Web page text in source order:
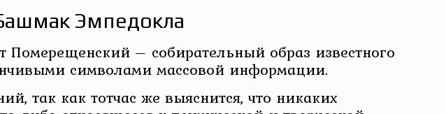
Эмпедокла
– собирательный образ известного
символами массовой информации.
так как тотчас же выяснится, что никаких